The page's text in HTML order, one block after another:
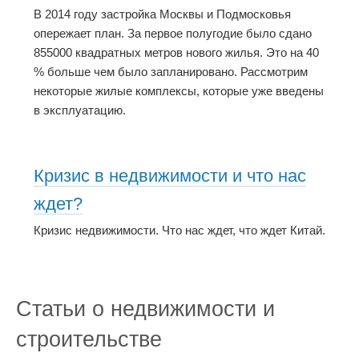
В 2014 году застройка Москвы и Подмосковья
опережает план. За первое полугодие было сдано
855000 квадратных метров нового жилья. Это на 40
% больше чем было запланировано. Рассмотрим
некоторые жилые комплексы, которые уже введены
в эксплуатацию.
Кризис в недвижимости и что нас
ждет?
Кризис недвижимости. Что нас ждет, что ждет Китай.
Статьи о недвижимости и
строительстве